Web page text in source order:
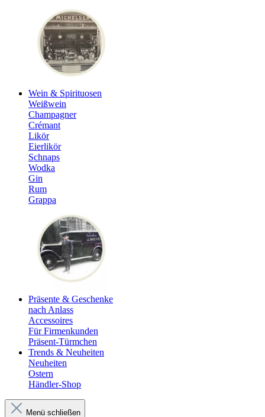
Wein & Spirituosen
Weißwein
Champagner
Crémant
Likör
Eierlikör
Schnaps
Wodka
Gin
Rum
Grappa
Präsente & Geschenke
nach Anlass
Accessoires
Für Firmenkunden
Präsent-Türmchen
Trends & Neuheiten
Neuheiten
Ostern
Händler-Shop
Menü schließen